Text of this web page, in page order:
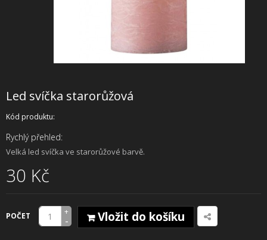
Led svíčka starorůžová
Kód produktu:
Rychlý přehled:
Velká led svíčka ve starorůžové barvě.
30 Kč
POČET +
- Vložit do košíku